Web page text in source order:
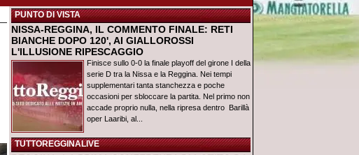
PUNTO DI VISTA
NISSA-REGGINA, IL COMMENTO FINALE: RETI
BIANCHE DOPO 120', AI GIALLOROSSI
L'ILLUSIONE RIPESCAGGIO
Finisce sullo 0-0 la finale playoff del girone I della
serie D tra la Nissa e la Reggina. Nei tempi
supplementari tanta stanchezza e poche
occasioni per sbloccare la partita. Nel primo non
accade proprio nulla, nella ripresa dentro Barillà
oper Laaribi, al...
TUTTOREGGINALIVE